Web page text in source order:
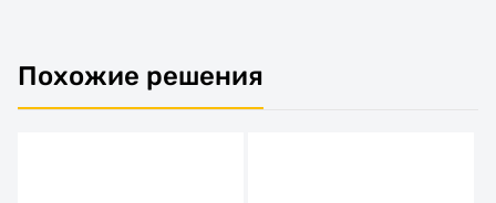
Похожие решения